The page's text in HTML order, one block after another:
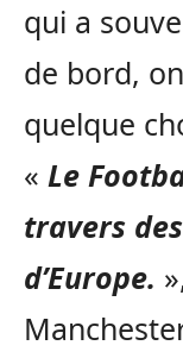
qui a
de bord,
quelque
« Le
travers
d’Europe.